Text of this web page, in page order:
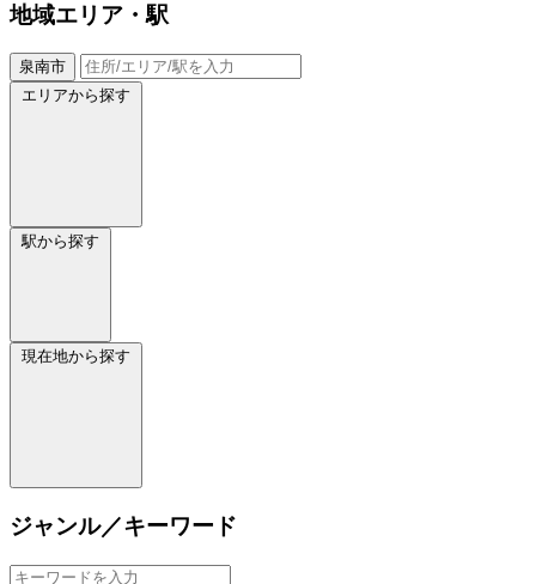
地域エリア・駅
泉南市
エリアから探す
駅から探す
現在地から探す
ジャンル／キーワード